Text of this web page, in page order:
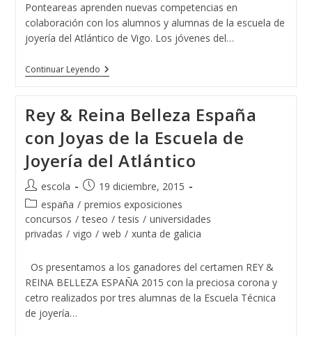
Ponteareas aprenden nuevas competencias en
colaboración con los alumnos y alumnas de la escuela de
joyería del Atlántico de Vigo. Los jóvenes del…
Continuar LeyendoEl
Colegio
De
Ponteareas
Y
La
Escuela
De
Joyería
Del
Atlántico
Juntos
Por
Un
Rey & Reina Belleza España
con Joyas de la Escuela de
Joyería del Atlántico
Autor
de
la
entrada:
escola
Publicación
de
la
entrada:
19 diciembre, 2015
Categoría
de
la
españa / premios exposiciones
concursos / teseo / tesis / universidades
privadas / vigo / web / xunta de galicia
Os presentamos a los ganadores del certamen REY &
REINA BELLEZA ESPAÑA 2015 con la preciosa corona y
cetro realizados por tres alumnas de la Escuela Técnica
de joyería…